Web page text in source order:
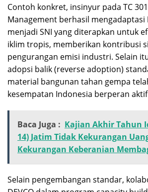
Contoh konkret, insinyur pada TC
Management berhasil mengadaptasi
menjadi SNI yang diterapkan untuk
iklim tropis, memberikan kontribusi
pengurangan emisi industri. Selain
adopsi balik (reverse adoption)
material bangunan tahan gempa
kesempatan Indonesia berperan
Baca Juga : Kajian Akhir Tahun
14) Jatim Tidak Kekurangan
Kekurangan Keberanian
Selain pengembangan standar,